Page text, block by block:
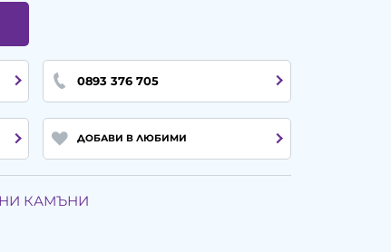
0893 376 705
ДОБАВИ В ЛЮБИМИ
КАМЪНИ